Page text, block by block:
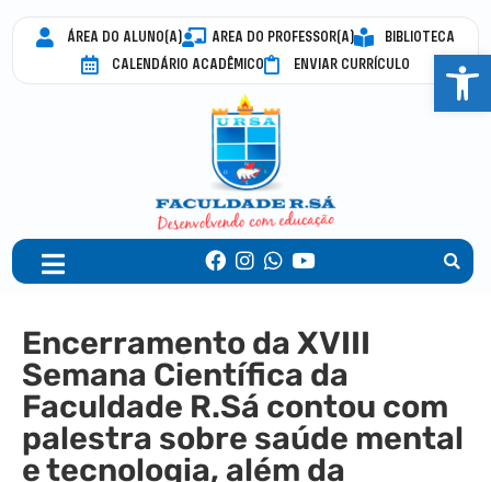
ÁREA DO ALUNO(A) AREA DO PROFESSOR(A)
BIBLIOTECA
CALENDÁRIO ACADÊMICO
ENVIAR CURRÍCULO
Encerramento da XVIII
Semana Científica da
Faculdade R.Sá contou com
palestra sobre saúde mental
e tecnologia, além da
Abrir